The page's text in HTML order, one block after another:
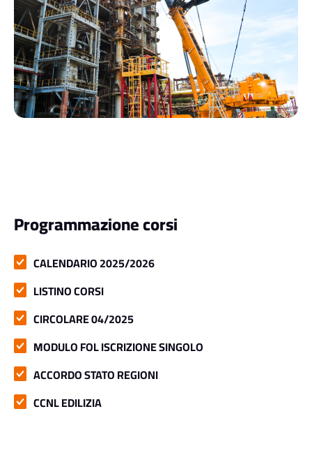
Programmazione corsi
CALENDARIO 2025/2026
LISTINO CORSI
CIRCOLARE 04/2025
MODULO FOL ISCRIZIONE SINGOLO
ACCORDO STATO REGIONI
CCNL EDILIZIA